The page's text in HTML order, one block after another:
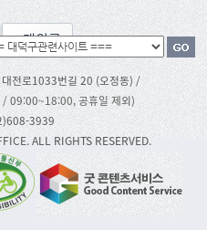
맨위로
전로1033번길 20 (오정동) /
09:00~18:00, 공휴일 제외)
3939
ALL RIGHTS RESERVED.